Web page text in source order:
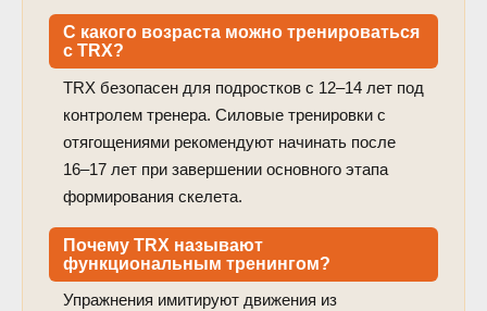
С какого возраста можно тренироваться
с TRX?
TRX безопасен для подростков с 12–14 лет под
контролем тренера. Силовые тренировки с
отягощениями рекомендуют начинать после
16–17 лет при завершении основного этапа
формирования скелета.
Почему TRX называют
функциональным тренингом?
Упражнения имитируют движения из